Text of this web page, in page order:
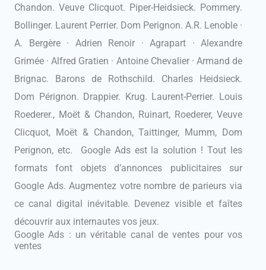
Chandon. Veuve Clicquot. Piper-Heidsieck. Pommery.
Bollinger. Laurent Perrier. Dom Perignon. A.R. Lenoble ·
A. Bergère · Adrien Renoir · Agrapart · Alexandre
Grimée · Alfred Gratien · Antoine Chevalier · Armand de
Brignac. Barons de Rothschild. Charles Heidsieck.
Dom Pérignon. Drappier. Krug. Laurent-Perrier. Louis
Roederer., Moët & Chandon, Ruinart, Roederer, Veuve
Clicquot, Moët & Chandon, Taittinger, Mumm, Dom
Perignon, etc. Google Ads est la solution ! Tout les
formats font objets d’annonces publicitaires sur
Google Ads. Augmentez votre nombre de parieurs via
ce canal digital inévitable. Devenez visible et faîtes
découvrir aux internautes vos jeux.
Google Ads : un véritable canal de ventes pour vos
ventes